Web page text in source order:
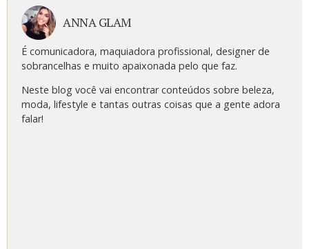
ANNA GLAM
É comunicadora, maquiadora profissional, designer de
sobrancelhas e muito apaixonada pelo que faz.
Neste blog você vai encontrar conteúdos sobre beleza,
moda, lifestyle e tantas outras coisas que a gente adora
falar!